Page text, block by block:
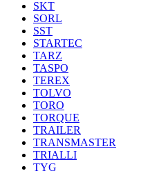
SKT
SORL
SST
STARTEC
TARZ
TASPO
TEREX
TOLVO
TORO
TORQUE
TRAILER
TRANSMASTER
TRIALLI
TYG